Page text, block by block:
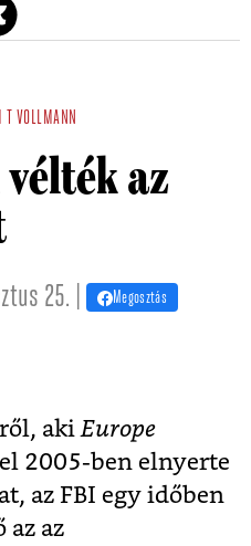
VOLLMANN
az
25. | Megosztás
aki Europe
2005-ben elnyerte
az FBI egy időben
az az